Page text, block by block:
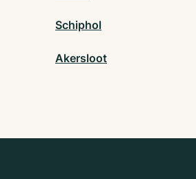
Schiphol
Akersloot